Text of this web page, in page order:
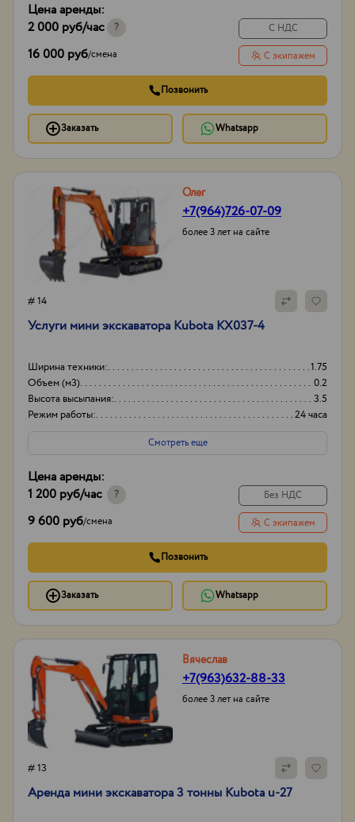
Цена аренды:
2 000 руб/час ?
16 000 руб/смена
С НДС
С экипажем
Позвонить
Заказать Whatsapp
Олег
+7(964)726-07-09
более 3 лет на сайте
# 14
Услуги мини экскаватора Kubota KX037-4
Ширина техники:
1.75
Объем (м3)
0.2
Высота высыпания:
3.5
Режим работы:
24 часа
Смотреть еще
Цена аренды:
1 200 руб/час ?
9 600 руб/смена
Без НДС
С экипажем
Позвонить
Заказать Whatsapp
Вячеслав
+7(963)632-88-33
более 3 лет на сайте
# 13
Аренда мини экскаватора 3 тонны Kubota u-27